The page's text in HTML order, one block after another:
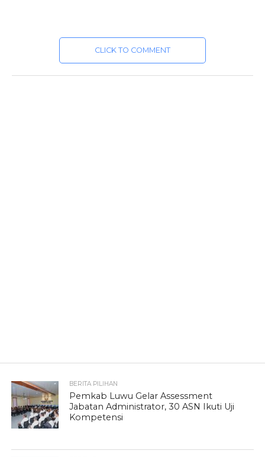
CLICK TO COMMENT
BERITA PILIHAN
Pemkab Luwu Gelar Assessment
Jabatan Administrator, 30 ASN Ikuti Uji
Kompetensi